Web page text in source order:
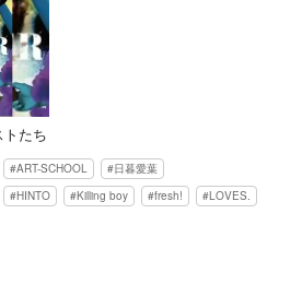
トたち
ART-SCHOOL
日暮愛葉
HINTO Killing boy fresh! LOVES.